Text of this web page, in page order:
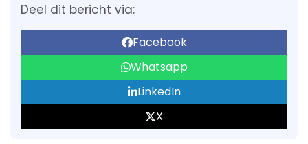
Deel dit bericht via:
Facebook
Whatsapp
LinkedIn
X